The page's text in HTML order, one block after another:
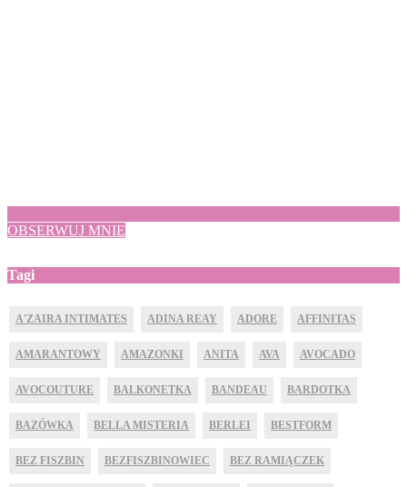
OBSERWUJ MNIE
Tagi
A'ZAIRA INTIMATES ADINA REAY ADORE AFFINITAS
AMARANTOWY AMAZONKI ANITA AVA AVOCADO
AVOCOUTURE BALKONETKA BANDEAU BARDOTKA
BAZÓWKA BELLA MISTERIA BERLEI BESTFORM
BEZ FISZBIN BEZFISZBINOWIEC BEZ RAMIĄCZEK